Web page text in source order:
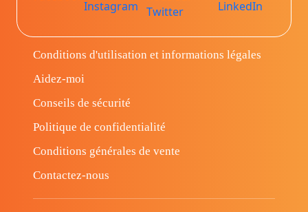
Conditions d'utilisation et informations légales
Aidez-moi
Conseils de sécurité
Politique de confidentialité
Conditions générales de vente
Contactez-nous